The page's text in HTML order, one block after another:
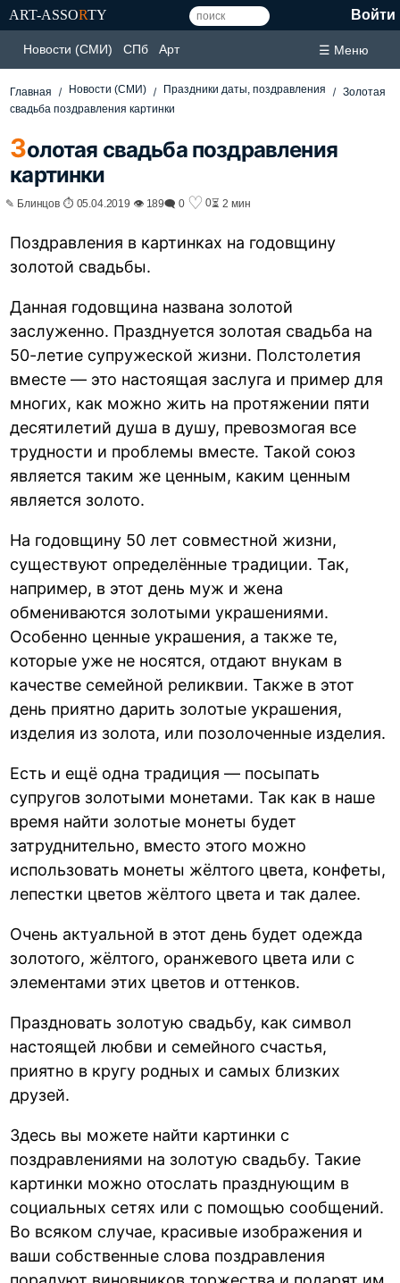
ART-ASSORTY Войти
Новости (СМИ) СПб Арт ☰ Меню
Главная Новости (СМИ) Праздники даты, поздравления
Золотая
свадьба поздравления картинки
Золотая свадьба поздравления
картинки
✎ Блинцов ⏱ 05.04.2019 👁 189🗨 0 ♡ 0⏳ 2 мин
Поздравления в картинках на годовщину
золотой свадьбы.
Данная годовщина названа золотой
заслуженно. Празднуется золотая свадьба на
50-летие супружеской жизни. Полстолетия
вместе — это настоящая заслуга и пример для
многих, как можно жить на протяжении пяти
десятилетий душа в душу, превозмогая все
трудности и проблемы вместе. Такой союз
является таким же ценным, каким ценным
является золото.
На годовщину 50 лет совместной жизни,
существуют определённые традиции. Так,
например, в этот день муж и жена
обмениваются золотыми украшениями.
Особенно ценные украшения, а также те,
которые уже не носятся, отдают внукам в
качестве семейной реликвии. Также в этот
день приятно дарить золотые украшения,
изделия из золота, или позолоченные изделия.
Есть и ещё одна традиция — посыпать
супругов золотыми монетами. Так как в наше
время найти золотые монеты будет
затруднительно, вместо этого можно
использовать монеты жёлтого цвета, конфеты,
лепестки цветов жёлтого цвета и так далее.
Очень актуальной в этот день будет одежда
золотого, жёлтого, оранжевого цвета или с
элементами этих цветов и оттенков.
Праздновать золотую свадьбу, как символ
настоящей любви и семейного счастья,
приятно в кругу родных и самых близких
друзей.
Здесь вы можете найти картинки с
поздравлениями на золотую свадьбу. Такие
картинки можно отослать празднующим в
социальных сетях или с помощью сообщений.
Во всяком случае, красивые изображения и
ваши собственные слова поздравления